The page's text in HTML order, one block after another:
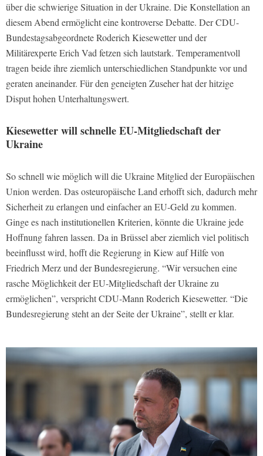
über die schwierige Situation in der Ukraine. Die Konstellation an
diesem Abend ermöglicht eine kontroverse Debatte. Der CDU-
Bundestagsabgeordnete Roderich Kiesewetter und der
Militärexperte Erich Vad fetzen sich lautstark. Temperamentvoll
tragen beide ihre ziemlich unterschiedlichen Standpunkte vor und
geraten aneinander. Für den geneigten Zuseher hat der hitzige
Disput hohen Unterhaltungswert.
Kiesewetter will schnelle EU-Mitgliedschaft der
Ukraine
So schnell wie möglich will die Ukraine Mitglied der Europäischen
Union werden. Das osteuropäische Land erhofft sich, dadurch mehr
Sicherheit zu erlangen und einfacher an EU-Geld zu kommen.
Ginge es nach institutionellen Kriterien, könnte die Ukraine jede
Hoffnung fahren lassen. Da in Brüssel aber ziemlich viel politisch
beeinflusst wird, hofft die Regierung in Kiew auf Hilfe von
Friedrich Merz und der Bundesregierung. “Wir versuchen eine
rasche Möglichkeit der EU-Mitgliedschaft der Ukraine zu
ermöglichen”, verspricht CDU-Mann Roderich Kiesewetter. “Die
Bundesregierung steht an der Seite der Ukraine”, stellt er klar.